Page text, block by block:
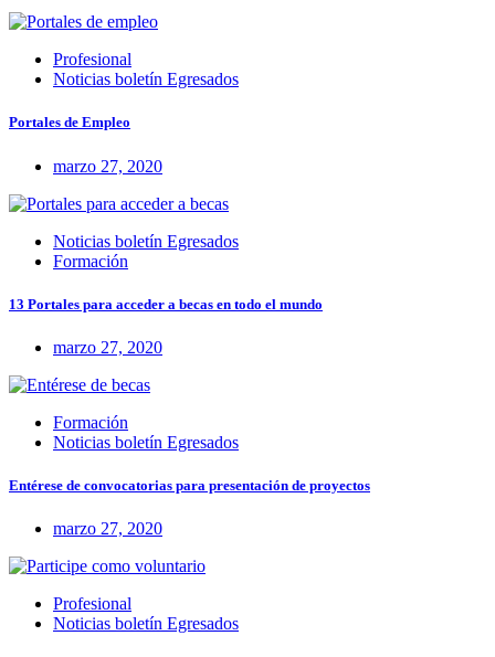
Profesional
Noticias boletín Egresados
Portales de Empleo
marzo 27, 2020
Noticias boletín Egresados
Formación
13 Portales para acceder a becas en todo el mundo
marzo 27, 2020
Formación
Noticias boletín Egresados
Entérese de convocatorias para presentación de proyectos
marzo 27, 2020
Profesional
Noticias boletín Egresados